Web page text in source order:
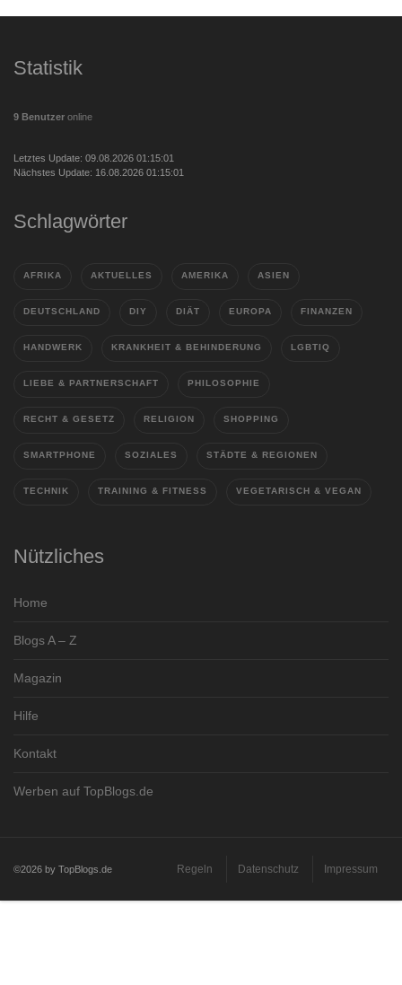
Statistik
9 Benutzer online
Letztes Update: 09.08.2026 01:15:01
Nächstes Update: 16.08.2026 01:15:01
Schlagwörter
AFRIKA AKTUELLES AMERIKA ASIEN
DEUTSCHLAND DIY DIÄT EUROPA FINANZEN
HANDWERK KRANKHEIT & BEHINDERUNG LGBTIQ
LIEBE & PARTNERSCHAFT PHILOSOPHIE
RECHT & GESETZ RELIGION SHOPPING
SMARTPHONE SOZIALES STÄDTE & REGIONEN
TECHNIK TRAINING & FITNESS VEGETARISCH & VEGAN
Nützliches
Home
Blogs A – Z
Magazin
Hilfe
Kontakt
Werben auf TopBlogs.de
©2026 by TopBlogs.de Regeln Datenschutz Impressum